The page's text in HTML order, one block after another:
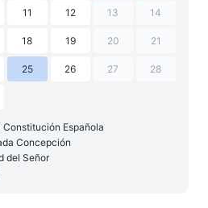
11 12 13 14
18 19 20 21
25 26 27 28
Constitución Española
Concepción
del Señor